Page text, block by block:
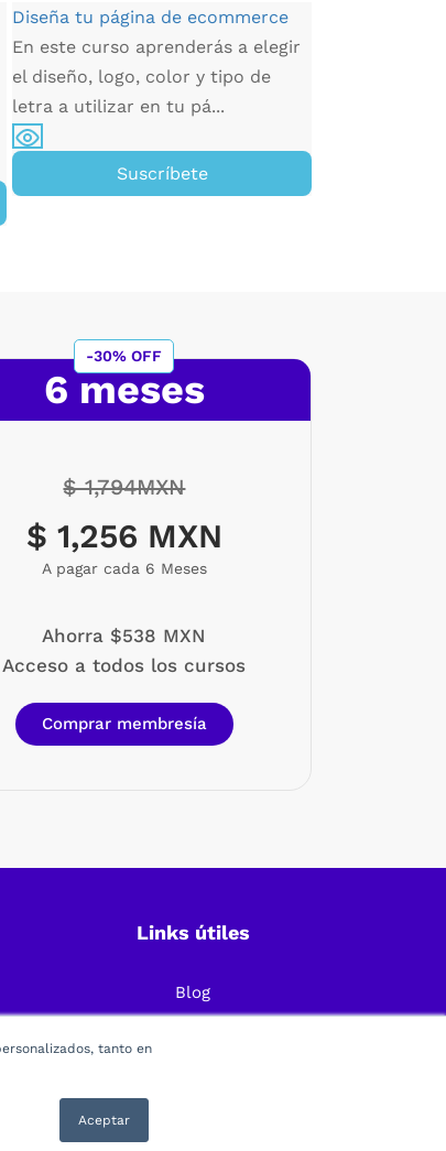
tanto en
Aceptar
Diseña tu página de ecommerce
En este curso aprenderás a elegir
el diseño, logo, color y tipo de
letra a utilizar en tu pá...
Suscríbete
-30% OFF
6 meses
$ 1,794MXN
$ 1,256 MXN
A pagar cada 6 Meses
Ahorra $538 MXN
Acceso a todos los cursos
Comprar membresía
Links útiles
Blog
Preguntas Frecuentes
Política de Privacidad